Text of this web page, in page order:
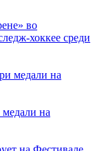
во
хоккее среди
на